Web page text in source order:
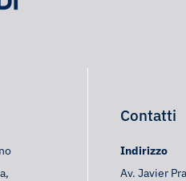
Contatti
Indirizzo
Av. Javier